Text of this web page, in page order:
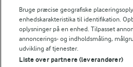
© 2026 Arla Foods
Vælg en anden cookies
Bruge præcise geografiske
enhedskarakteristika til identifikation.
oplysninger på en enhed. Tilpasset
annoncerings- og indholdsmåling,
udvikling af tjenester.
Liste over partnere (leverandører)